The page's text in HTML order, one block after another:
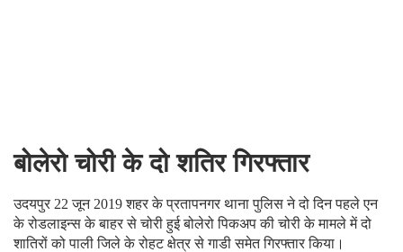
बोलेरो चोरी के दो शतिर गिरफ्तार
उदयपुर 22 जून 2019 शहर के प्रतापनगर थाना पुलिस ने दो दिन पहले एन
के रोडलाइन्स के बाहर से चोरी हुई बोलेरो पिकअप की चोरी के मामले में दो
शातिरों को पाली जिले के रोहट क्षेत्र से गाडी समेत गिरफ्तार किया।